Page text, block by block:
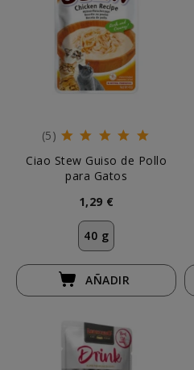
(5)
Ciao Stew Guiso de Pollo
para Gatos
1,29 €
40 g
AÑADIR